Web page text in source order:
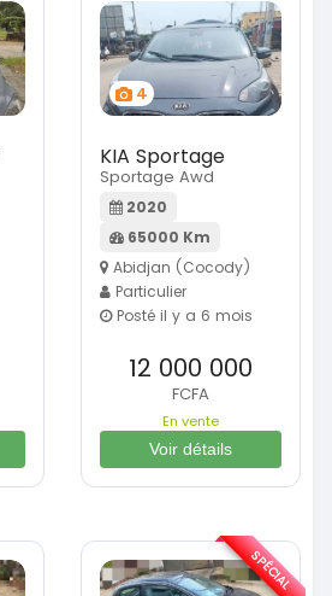
4
KIA Sportage
Sportage Awd
2020
65000 Km
Abidjan (Cocody)
Particulier
Posté il y a 6 mois
12 000 000
FCFA
En vente
Voir détails
SPÉCIAL